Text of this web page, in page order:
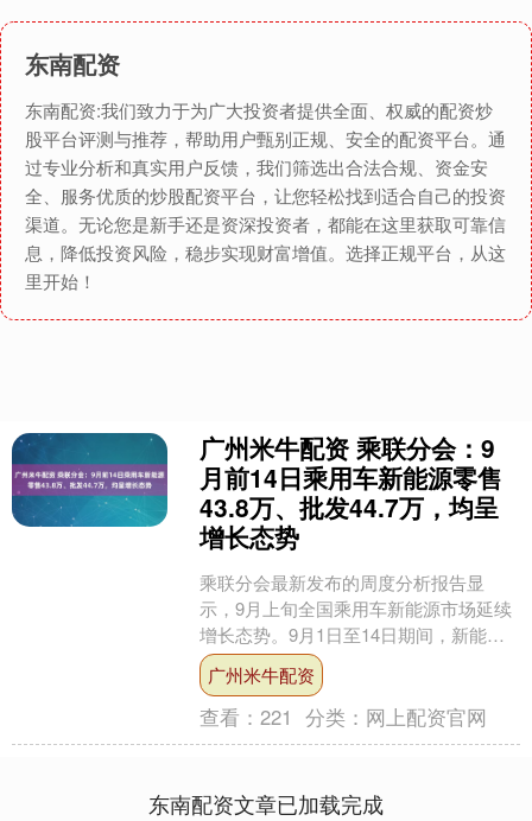
东南配资
东南配资:我们致力于为广大投资者提供全面、权威的配资炒
股平台评测与推荐，帮助用户甄别正规、安全的配资平台。通
过专业分析和真实用户反馈，我们筛选出合法合规、资金安
全、服务优质的炒股配资平台，让您轻松找到适合自己的投资
渠道。无论您是新手还是资深投资者，都能在这里获取可靠信
息，降低投资风险，稳步实现财富增值。选择正规平台，从这
里开始！
广州米牛配资 乘联分会：9
月前14日乘用车新能源零售
43.8万、批发44.7万，均呈
增长态势
乘联分会最新发布的周度分析报告显
示，9月上旬全国乘用车新能源市场延续
增长态势。9月1日至14日期间，新能源
乘用车零售量达43.8万辆，较去年同期增
长6%，环比上....
广州米牛配资
查看：221 分类： 网上配资官网
东南配资文章已加载完成